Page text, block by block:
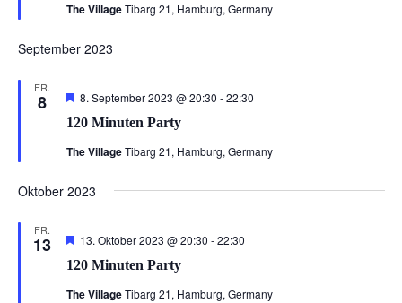
The VillageTibarg 21, Hamburg, Germany
September 2023
FR.
8
120 Minuten Party
Hervorgehoben
8. September 2023 @ 20:30 -22:30
The VillageTibarg 21, Hamburg, Germany
Oktober 2023
FR.
13
120 Minuten Party
Hervorgehoben
13. Oktober 2023 @ 20:30 -22:30
The VillageTibarg 21, Hamburg, Germany